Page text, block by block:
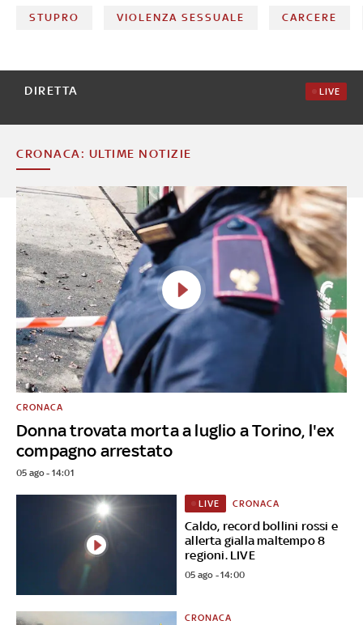
STUPRO VIOLENZA SESSUALE CARCERE
DIRETTA LIVE
CRONACA: ULTIME NOTIZIE
Donna trovata morta a luglio a Torino, l'ex
compagno arrestato
CRONACA
05 ago - 14:01
Caldo, record bollini rossi e
allerta gialla maltempo 8
regioni. LIVE
LIVE CRONACA
05 ago - 14:00
CRONACA